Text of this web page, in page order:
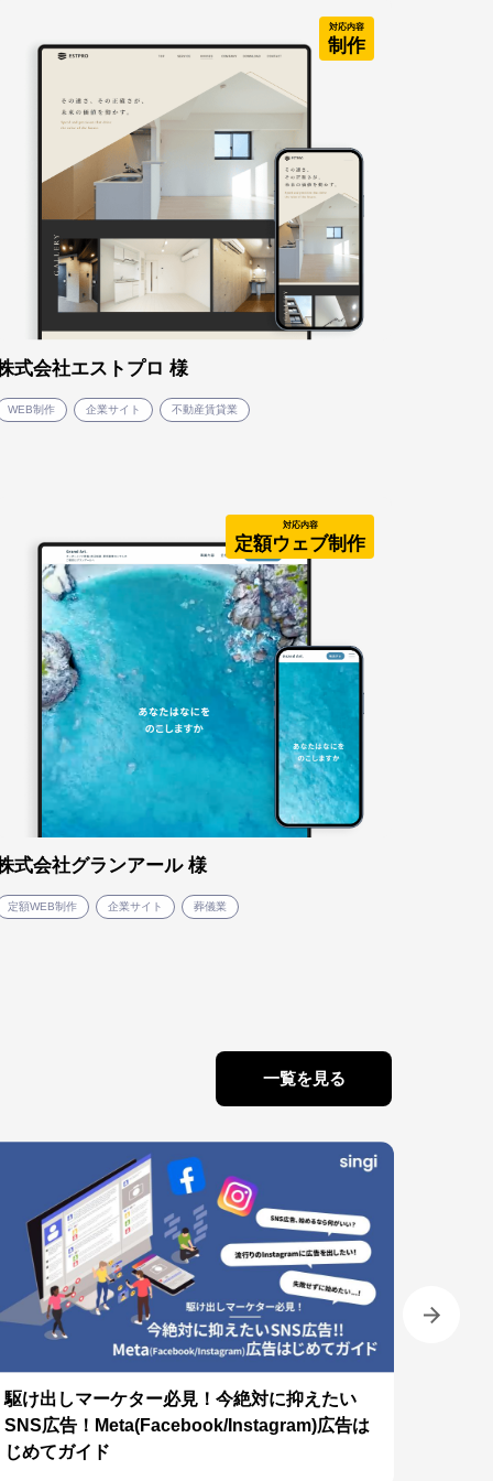
対応内容
制作
式会社エストプロ 様
WEB制作 企業サイト 不動産賃貸業
対応内容
定額ウェブ制作
式会社グランアール 様
定額WEB制作 企業サイト 葬儀業
一覧を見る
駆け出しマーケター必見！今絶対に抑えたい
SNS広告！Meta(Facebook/Instagram)広告は
じめてガイド